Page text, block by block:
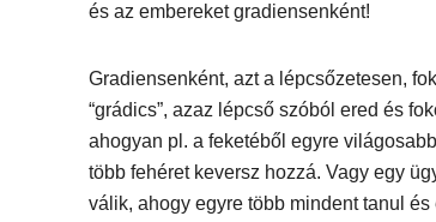
és az embereket gradiensenként!
Gradiensenként, azt a lépcsőzetesen,
“grádics”, azaz lépcső szóból ered és
ahogyan pl. a feketéből egyre
több fehéret keversz hozzá. Vagy egy
válik, ahogy egyre több mindent tanul és